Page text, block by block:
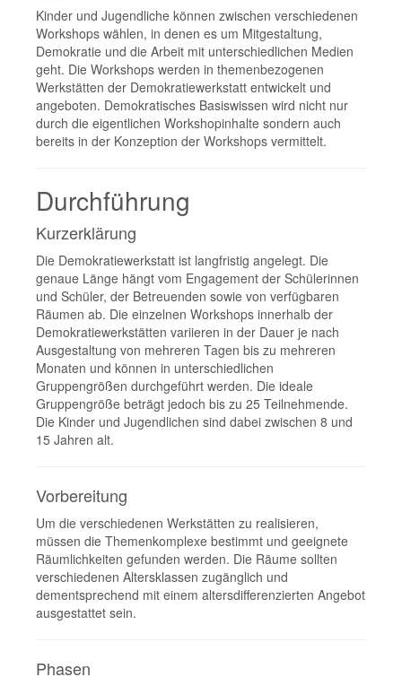
Kinder und Jugendliche können zwischen verschiedenen
Workshops wählen, in denen es um Mitgestaltung,
Demokratie und die Arbeit mit unterschiedlichen Medien
geht. Die Workshops werden in themenbezogenen
Werkstätten der Demokratiewerkstatt entwickelt und
angeboten. Demokratisches Basiswissen wird nicht nur
durch die eigentlichen Workshopinhalte sondern auch
bereits in der Konzeption der Workshops vermittelt.
Durchführung
Kurzerklärung
Die Demokratiewerkstatt ist langfristig angelegt. Die
genaue Länge hängt vom Engagement der Schülerinnen
und Schüler, der Betreuenden sowie von verfügbaren
Räumen ab. Die einzelnen Workshops innerhalb der
Demokratiewerkstätten variieren in der Dauer je nach
Ausgestaltung von mehreren Tagen bis zu mehreren
Monaten und können in unterschiedlichen
Gruppengrößen durchgeführt werden. Die ideale
Gruppengröße beträgt jedoch bis zu 25 Teilnehmende.
Die Kinder und Jugendlichen sind dabei zwischen 8 und
15 Jahren alt.
Vorbereitung
Um die verschiedenen Werkstätten zu realisieren,
müssen die Themenkomplexe bestimmt und geeignete
Räumlichkeiten gefunden werden. Die Räume sollten
verschiedenen Altersklassen zugänglich und
dementsprechend mit einem altersdifferenzierten Angebot
ausgestattet sein.
Phasen